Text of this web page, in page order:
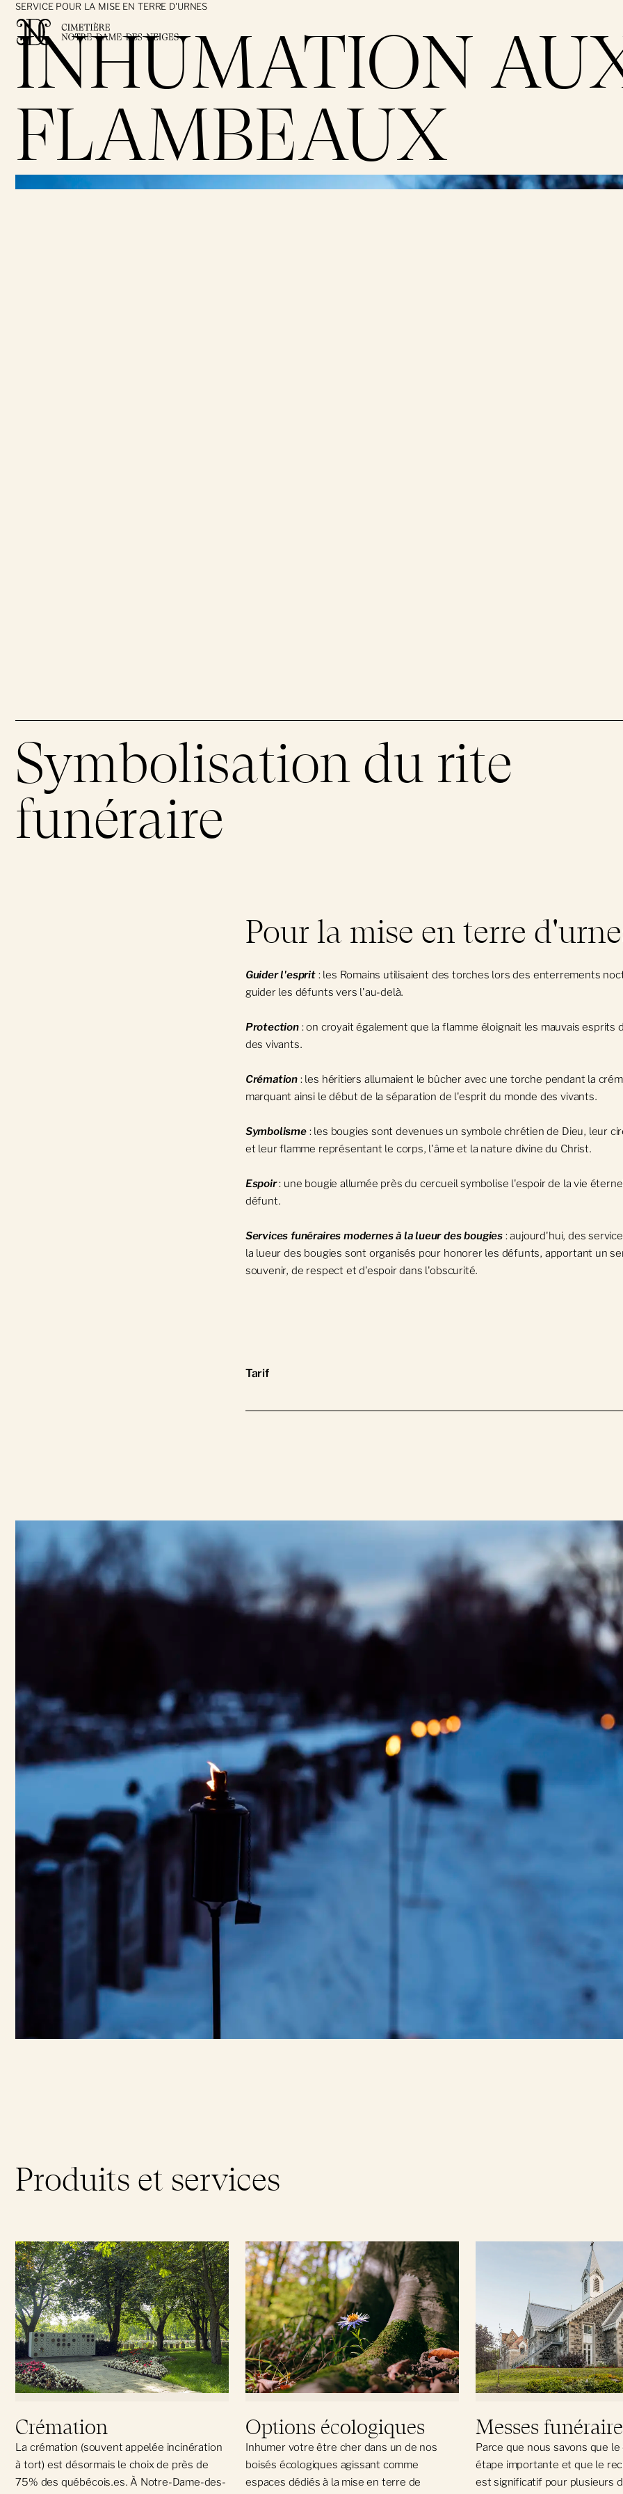
Le Cimetière
Ancestra Lumina
Gravures
Messes funéraires
Demandes d'entretien
SERVICE POUR LA MISE EN TERRE D'URNES
INHUMATION
FLAMBEAUX
Marie-
Symbolisation du rite
funéraire
Pour la mise en terre
Guider l'esprit : les Romains utilisaient des torches lors des enterrements
guider les défunts vers l'au-delà.
Protection : on croyait également que la flamme éloignait les mauvais esprits
des vivants.
Crémation : les héritiers allumaient le bûcher avec une torche pendant la
marquant ainsi le début de la séparation de l'esprit du monde des vivants.
Symbolisme: les bougies sont devenues un symbole chrétien de Dieu, leur
et leur flamme représentant le corps, l'âme et la nature divine du Christ.
Espoir: une bougie allumée près du cercueil symbolise l'espoir de la vie
défunt.
Services funéraires modernes à la lueur des bougies : aujourd'hui, des
la lueur des bougies sont organisés pour honorer les défunts, apportant un
souvenir, de respect et d'espoir dans l'obscurité.
Tarif
965 $ (crémation) + option de 500 $ pour l'inhumation aux flambeaux
Marie-
Produits et services
Crémation
La crémation (souvent appelée incinération
à tort) est désormais le choix de près de
75% des québécois.es. À Notre-Dame-des-
Options écologiques
Inhumer votre être cher dans un de nos
boisés écologiques agissant comme
espaces dédiés à la mise en terre de
Messes
Parce que nous savons que
étape importante et que le
est significatif pour plusieurs